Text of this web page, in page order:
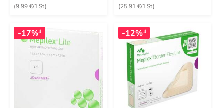
(9,99 €/1 St) (25,91 €/1 St)
-17%4 -12%4